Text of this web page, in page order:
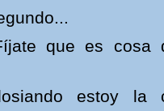
que es cosa
estoy